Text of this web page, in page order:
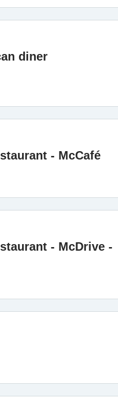
diner
- McCafé
- McDrive -